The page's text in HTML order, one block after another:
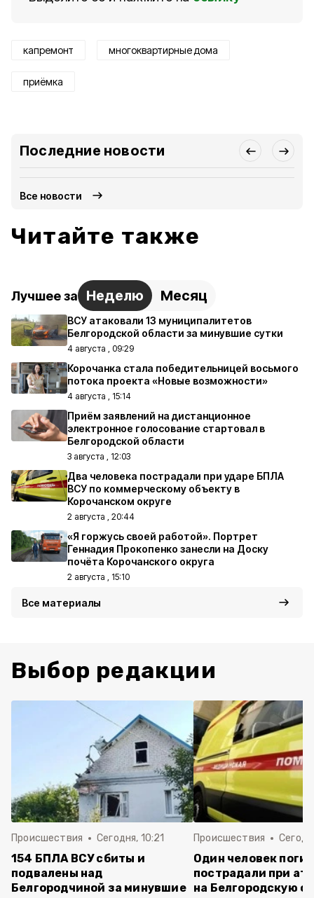
капремонт многоквартирные дома
приёмка
Последние новости
Все новости
Читайте также
Лучшее за Неделю Месяц
ВСУ атаковали 13 муниципалитетов
Белгородской области за минувшие сутки
4 августа , 09:29
Корочанка стала победительницей восьмого
потока проекта «Новые возможности»
4 августа , 15:14
Приём заявлений на дистанционное
электронное голосование стартовал в
Белгородской области
3 августа , 12:03
Два человека пострадали при ударе БПЛА
ВСУ по коммерческому объекту в
Корочанском округе
2 августа , 20:44
«Я горжусь своей работой». Портрет
Геннадия Прокопенко занесли на Доску
почёта Корочанского округа
2 августа , 15:10
Все материалы
Выбор редакции
Происшествия Сегодня, 10:21
154 БПЛА ВСУ сбиты и
подвалены над
Белгородчиной за минувшие
Происшествия
Один человек
пострадали при
на Белгородскую